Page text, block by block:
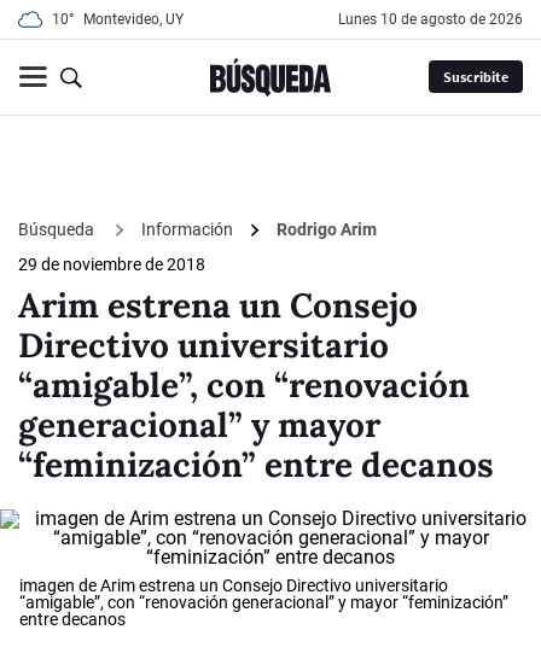
10° Montevideo, UY lunes 10 de agosto de 2026
Suscribite
Búsqueda Información
Rodrigo Arim
29 de noviembre de 2018
Arim estrena un Consejo
Directivo universitario
“amigable”, con “renovación
generacional” y mayor
“feminización” entre decanos
imagen de Arim estrena un Consejo Directivo universitario
“amigable”, con “renovación generacional” y mayor “feminización”
entre decanos